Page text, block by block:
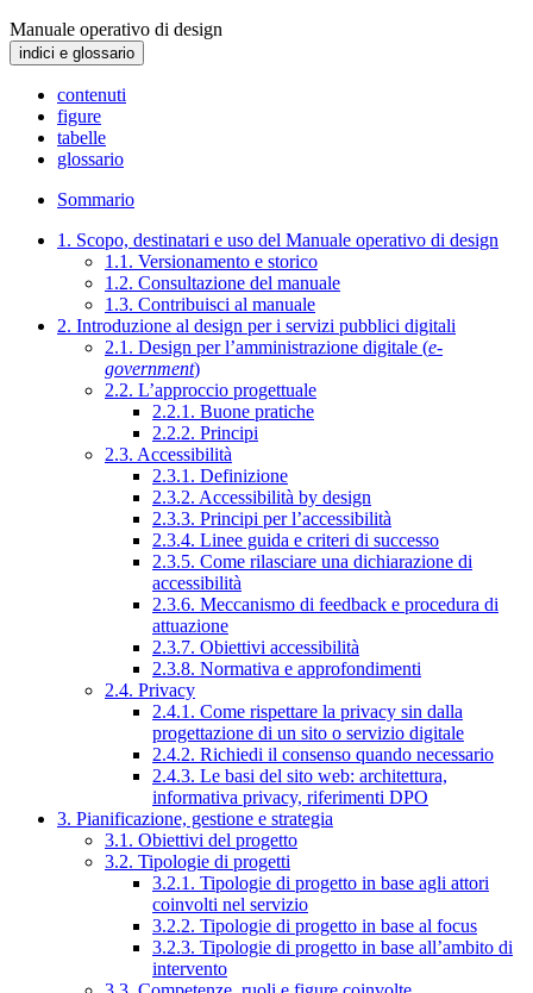
Manuale operativo di design
indici e glossario
contenuti
figure
tabelle
glossario
Sommario
1. Scopo, destinatari e uso del Manuale operativo di design
1.1. Versionamento e storico
1.2. Consultazione del manuale
1.3. Contribuisci al manuale
2. Introduzione al design per i servizi pubblici digitali
2.1. Design per l’amministrazione digitale (e-
government)
2.2. L’approccio progettuale
2.2.1. Buone pratiche
2.2.2. Principi
2.3. Accessibilità
2.3.1. Definizione
2.3.2. Accessibilità by design
2.3.3. Principi per l’accessibilità
2.3.4. Linee guida e criteri di successo
2.3.5. Come rilasciare una dichiarazione di
accessibilità
2.3.6. Meccanismo di feedback e procedura di
attuazione
2.3.7. Obiettivi accessibilità
2.3.8. Normativa e approfondimenti
2.4. Privacy
2.4.1. Come rispettare la privacy sin dalla
progettazione di un sito o servizio digitale
2.4.2. Richiedi il consenso quando necessario
2.4.3. Le basi del sito web: architettura,
informativa privacy, riferimenti DPO
3. Pianificazione, gestione e strategia
3.1. Obiettivi del progetto
3.2. Tipologie di progetti
3.2.1. Tipologie di progetto in base agli attori
coinvolti nel servizio
3.2.2. Tipologie di progetto in base al focus
3.2.3. Tipologie di progetto in base all’ambito di
intervento